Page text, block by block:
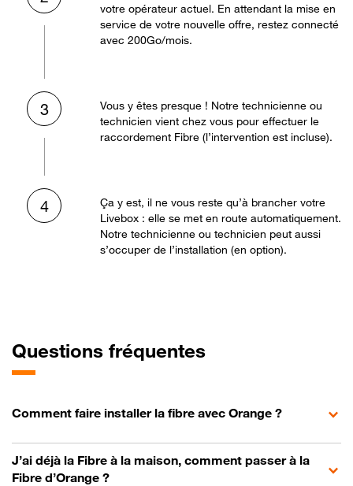
votre opérateur actuel. En attendant la mise en
service de votre nouvelle offre, restez connecté
avec 200Go/mois.
3
Vous y êtes presque ! Notre technicienne ou
technicien vient chez vous pour effectuer le
raccordement Fibre (l’intervention est incluse).
4
Ça y est, il ne vous reste qu’à brancher votre
Livebox : elle se met en route automatiquement.
Notre technicienne ou technicien peut aussi
s’occuper de l’installation (en option).
Questions fréquentes
Comment faire installer la fibre avec Orange ?
J’ai déjà la Fibre à la maison, comment passer à la
Fibre d’Orange ?